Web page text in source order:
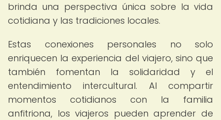
brinda una perspectiva única sobre la vida
cotidiana y las tradiciones locales.
Estas conexiones personales no solo
enriquecen la experiencia del viajero, sino que
también fomentan la solidaridad y el
entendimiento intercultural. Al compartir
momentos cotidianos con la familia
anfitriona, los viajeros pueden aprender de